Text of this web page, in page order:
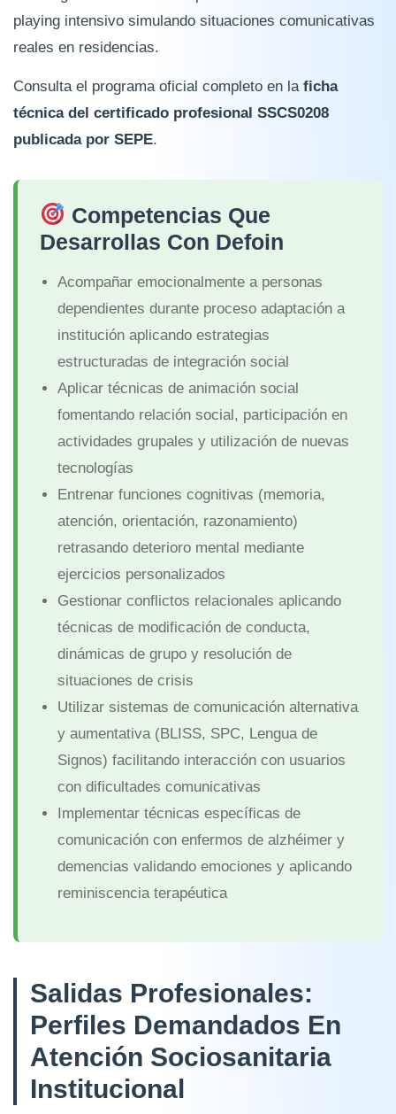
playing intensivo simulando situaciones comunicativas
reales en residencias.
Consulta el programa oficial completo en la ficha
técnica del certificado profesional SSCS0208
publicada por SEPE.
Competencias Que
Desarrollas Con Defoin
Acompañar emocionalmente a personas
dependientes durante proceso adaptación a
institución aplicando estrategias
estructuradas de integración social
Aplicar técnicas de animación social
fomentando relación social, participación en
actividades grupales y utilización de nuevas
tecnologías
Entrenar funciones cognitivas (memoria,
atención, orientación, razonamiento)
retrasando deterioro mental mediante
ejercicios personalizados
Gestionar conflictos relacionales aplicando
técnicas de modificación de conducta,
dinámicas de grupo y resolución de
situaciones de crisis
Utilizar sistemas de comunicación alternativa
y aumentativa (BLISS, SPC, Lengua de
Signos) facilitando interacción con usuarios
con dificultades comunicativas
Implementar técnicas específicas de
comunicación con enfermos de alzhéimer y
demencias validando emociones y aplicando
reminiscencia terapéutica
Salidas Profesionales:
Perfiles Demandados En
Atención Sociosanitaria
Institucional